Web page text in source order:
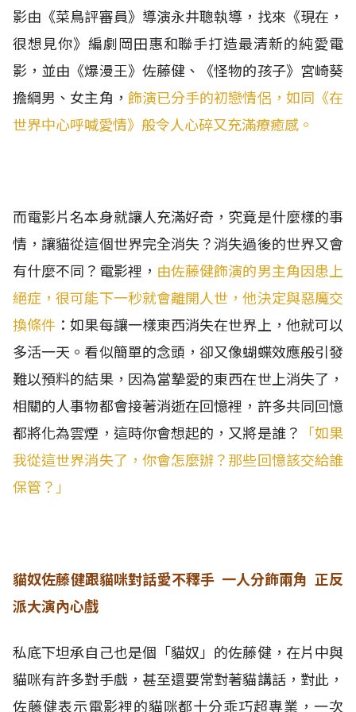
影由《菜鳥評審員》導演永井聰執導，找來《現在，
很想見你》編劇岡田惠和聯手打造最清新的純愛電
影，並由《爆漫王》佐藤健、《怪物的孩子》宮崎葵
擔綱男、女主角， 飾演已分手的初戀情侶，如同《在
世界中心呼喊愛情》般令人心碎又充滿療癒感。
而電影片名本身就讓人充滿好奇，究竟是什麼樣的事
情，讓貓從這個世界完全消失？消失過後的世界又會
有什麼不同？電影裡， 由佐藤健飾演的男主角因患上
絕症，很可能下一秒就會離開人世，他決定與惡魔交
換條件 ：如果每讓一樣東西消失在世界上，他就可以
多活一天。看似簡單的念頭，卻又像蝴蝶效應般引發
難以預料的結果，因為當摯愛的東西在世上消失了，
相關的人事物都會接著消逝在回憶裡，許多共同回憶
都將化為雲煙，這時你會想起的，又將是誰？
「如果
我從這世界消失了，你會怎麼辦？那些回憶該交給誰
保管？」
貓奴佐藤健跟貓咪對話愛不釋手 一人分飾兩角 正反
派大演內心戲
私底下坦承自己也是個「貓奴」的佐藤健，在片中與
貓咪有許多對手戲，甚至還要常對著貓講話，對此，
佐藤健表示電影裡的貓咪都十分乖巧超專業，一次